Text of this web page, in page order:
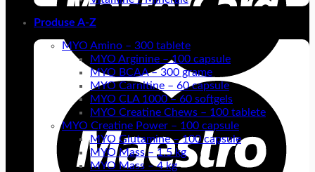
Produse A-Z
MYO Amino – 300 tablete
MYO Arginine – 100 capsule
MYO BCAA – 300 grame
MYO Carnitine – 60 capsule
MYO CLA 1000 – 60 softgels
MYO Creatine Chews – 100 tablete
MYO Creatine Power – 100 capsule
MYO Glutamine – 100 capsule
MYO Mass – 1.5 kg
MYO Mass – 4 kg